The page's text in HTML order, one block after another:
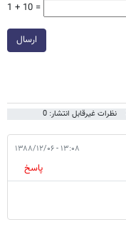
1 + 10 =
ارسال
نظرات غیرقابل انتشار: 0
۱۳:۰۸ - ۱۳۸۸/۱۲/۰۶
پاسخ